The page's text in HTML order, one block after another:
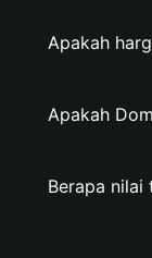
Apakah
Apakah
Berapa nilai